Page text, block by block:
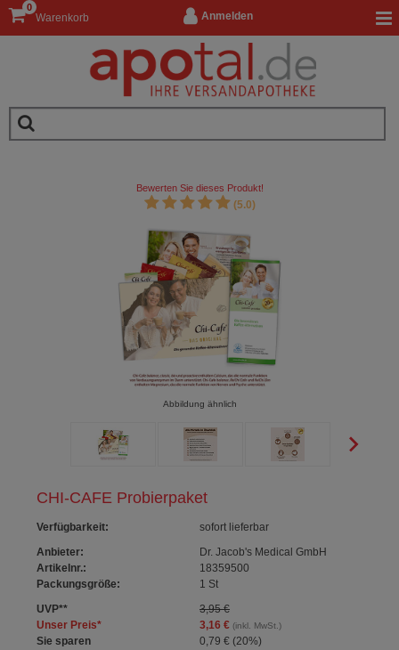
Anmelden
Warenkorb
0
CHI-CAFE Probierpaket
Verfügbarkeit:
sofort lieferbar
Anbieter:
Dr. Jacob's Medical GmbH
Artikelnr.:
18359500
Packungsgröße:
1 St
UVP**
3,95 €
Unser Preis* 3,16 €(inkl. MwSt.)
Sie sparen 0,79 € (20%)
Bewerten Sie dieses Produkt!
(5.0)
Abbildung ähnlich